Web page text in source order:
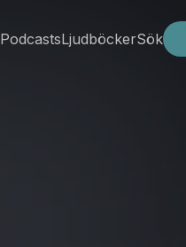
PodcastsLjudböckerSök